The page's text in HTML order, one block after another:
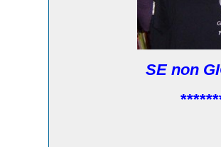
SE non